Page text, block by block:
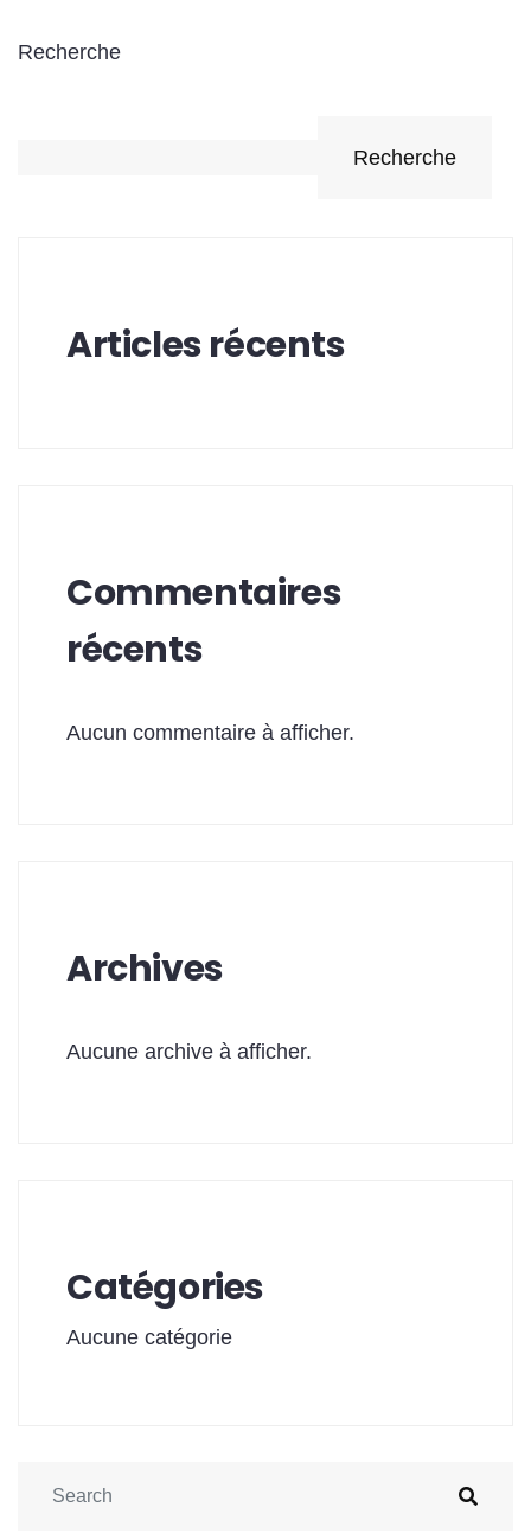
Recherche
Recherche
Articles récents
Commentaires
récents
Aucun commentaire à afficher.
Archives
Aucune archive à afficher.
Catégories
Aucune catégorie